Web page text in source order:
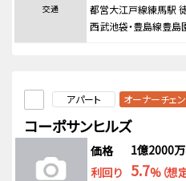
交通
都営大江戸線練馬駅
西武池袋・豊島線豊
アパート オーナーチェ
コーポサンヒルズ
価格
1億2000
利回り 5.7%（想